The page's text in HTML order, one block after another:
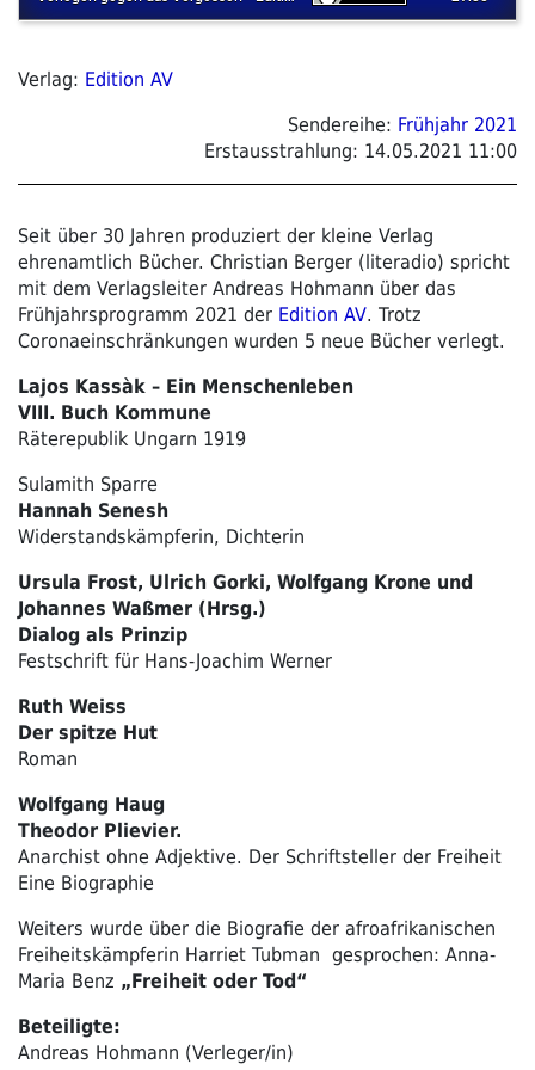
Verlag: Edition AV
Sendereihe: Frühjahr 2021
Erstausstrahlung: 14.05.2021 11:00
Seit über 30 Jahren produziert der kleine Verlag
ehrenamtlich Bücher. Christian Berger (literadio) spricht
mit dem Verlagsleiter Andreas Hohmann über das
Frühjahrsprogramm 2021 der Edition AV. Trotz
Coronaeinschränkungen wurden 5 neue Bücher verlegt.
Lajos Kassàk – Ein Menschenleben
VIII. Buch Kommune
Räterepublik Ungarn 1919
Sulamith Sparre
Hannah Senesh
Widerstandskämpferin, Dichterin
Ursula Frost, Ulrich Gorki, Wolfgang Krone und
Johannes Waßmer (Hrsg.)
Dialog als Prinzip
Festschrift für Hans-Joachim Werner
Ruth Weiss
Der spitze Hut
Roman
Wolfgang Haug
Theodor Plievier.
Anarchist ohne Adjektive. Der Schriftsteller der Freiheit
Eine Biographie
Weiters wurde über die Biografie der afroafrikanischen
Freiheitskämpferin Harriet Tubman gesprochen: Anna-
Maria Benz „Freiheit oder Tod“
Beteiligte:
Andreas Hohmann (Verleger/in)